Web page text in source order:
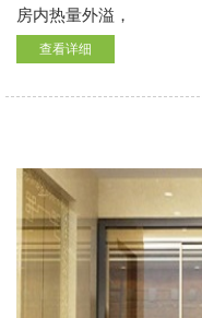
房内热量外溢，
查看详细